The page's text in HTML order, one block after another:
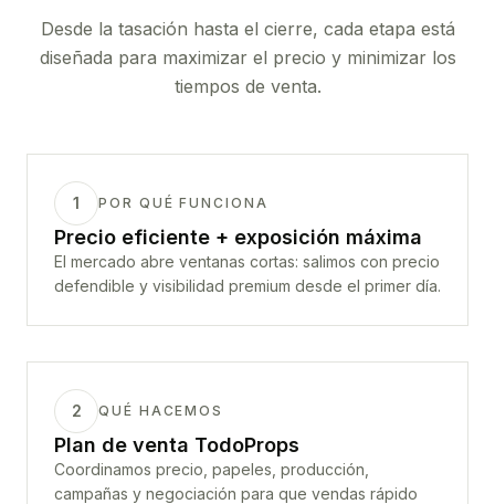
Desde la tasación hasta el cierre, cada etapa está
diseñada para maximizar el precio y minimizar los
tiempos de venta.
1 POR QUÉ FUNCIONA
Precio eficiente + exposición máxima
El mercado abre ventanas cortas: salimos con precio
defendible y visibilidad premium desde el primer día.
2 QUÉ HACEMOS
Plan de venta TodoProps
Coordinamos precio, papeles, producción,
campañas y negociación para que vendas rápido